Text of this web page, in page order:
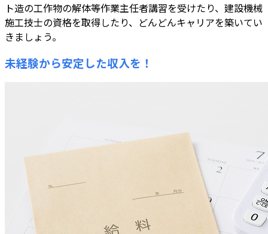
ト造の工作物の解体等作業主任者講習を受けたり、建設機械
施工技士の資格を取得したり、どんどんキャリアを築いてい
きましょう。
未経験から安定した収入を！